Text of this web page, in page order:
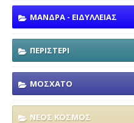
ΜΑΝΔΡΑ - ΕΙΔΥΛΛΕΙΑΣ
ΠΕΡΙΣΤΕΡΙ
ΜΟΣΧΑΤΟ
ΝΕΟΣ ΚΟΣΜΟΣ